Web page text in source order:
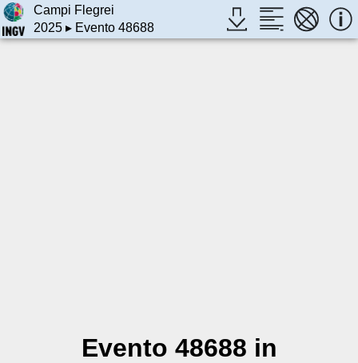
Campi Flegrei
2025▸ Evento 48688
Evento 48688 in